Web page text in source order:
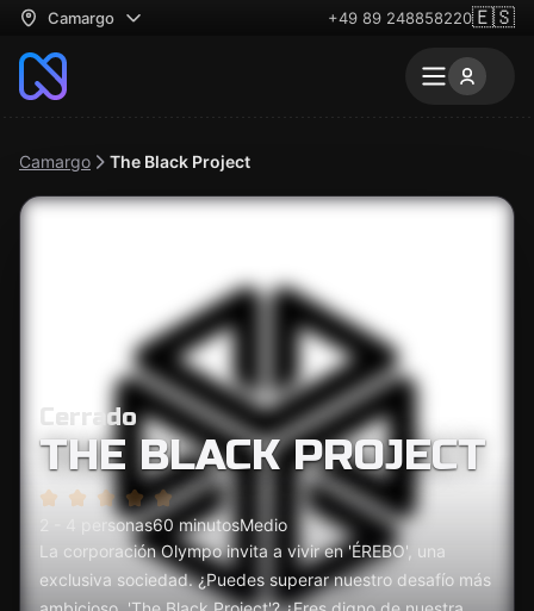
Camargo +49 89 248858220🇪🇸
Camargo The Black Project
Cerrado
THE BLACK PROJECT
2 - 4 personas60 minutosMedio
La corporación Olympo invita a vivir en 'ÉREBO', una
exclusiva sociedad. ¿Puedes superar nuestro desafío más